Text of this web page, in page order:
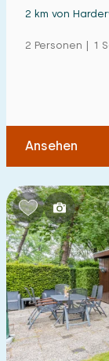
2 km von
2 Personen | 1
Ansehen